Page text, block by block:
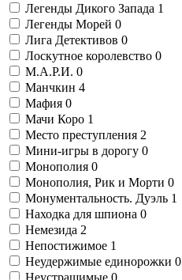
Легенды Дикого Запада 1
Легенды Морей 0
Лига Детективов 0
Лоскутное королевство 0
М.А.Р.И. 0
Манчкин 4
Мафия 0
Мачи Коро 1
Место преступления 2
Мини-игры в дорогу 0
Монополия 0
Монополия, Рик и Морти 0
Монументальность. Дуэль 1
Находка для шпиона 0
Немезида 2
Непостижимое 1
Неудержимые единорожки 0
Неустрашимые 0